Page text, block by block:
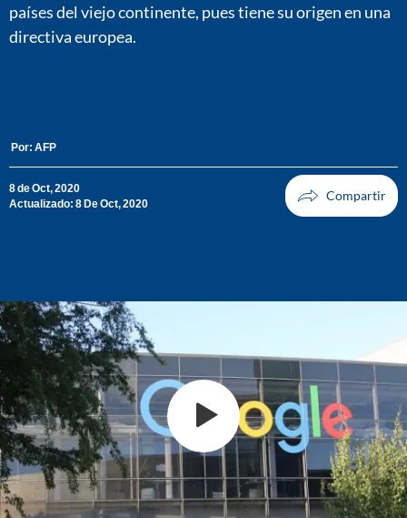
países del viejo continente, pues tiene su origen en una
directiva europea.
Por: AFP
8 de Oct, 2020
Actualizado: 8 De Oct, 2020